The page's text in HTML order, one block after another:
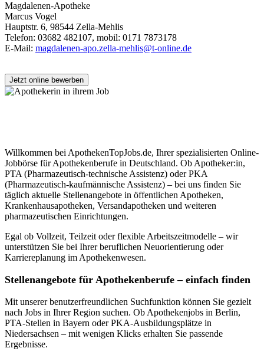
Magdalenen-Apotheke
Marcus Vogel
Hauptstr. 6, 98544 Zella-Mehlis
Telefon: 03682 482107, mobil: 0171 7873178
E-Mail: magdalenen-apo.zella-mehlis@t-online.de
Jetzt online bewerben
Willkommen bei ApothekenTopJobs.de, Ihrer spezialisierten Online-
Jobbörse für Apothekenberufe in Deutschland. Ob Apotheker:in,
PTA (Pharmazeutisch-technische Assistenz) oder PKA
(Pharmazeutisch-kaufmännische Assistenz) – bei uns finden Sie
täglich aktuelle Stellenangebote in öffentlichen Apotheken,
Krankenhausapotheken, Versandapotheken und weiteren
pharmazeutischen Einrichtungen.
Egal ob Vollzeit, Teilzeit oder flexible Arbeitszeitmodelle – wir
unterstützen Sie bei Ihrer beruflichen Neuorientierung oder
Karriereplanung im Apothekenwesen.
Stellenangebote für Apothekenberufe – einfach finden
Mit unserer benutzerfreundlichen Suchfunktion können Sie gezielt
nach Jobs in Ihrer Region suchen. Ob Apothekenjobs in Berlin,
PTA-Stellen in Bayern oder PKA-Ausbildungsplätze in
Niedersachsen – mit wenigen Klicks erhalten Sie passende
Ergebnisse.